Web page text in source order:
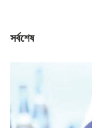
সর্বশেষ